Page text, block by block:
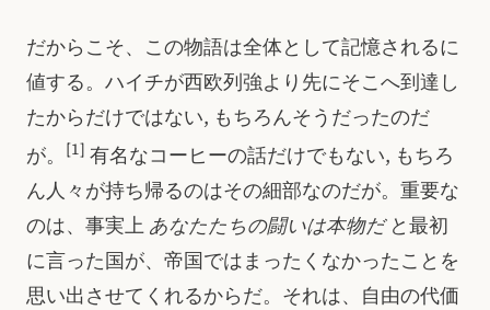
だからこそ、この物語は全体として記憶されるに
値する。ハイチが西欧列強より先にそこへ到達し
たからだけではない, もちろんそうだったのだ
が。
[1] 有名なコーヒーの話だけでもない, もちろ
ん人々が持ち帰るのはその細部なのだが。重要な
のは、事実上 あなたたちの闘いは本物だと最初
に言った国が、帝国ではまったくなかったことを
思い出させてくれるからだ。それは、自由の代価